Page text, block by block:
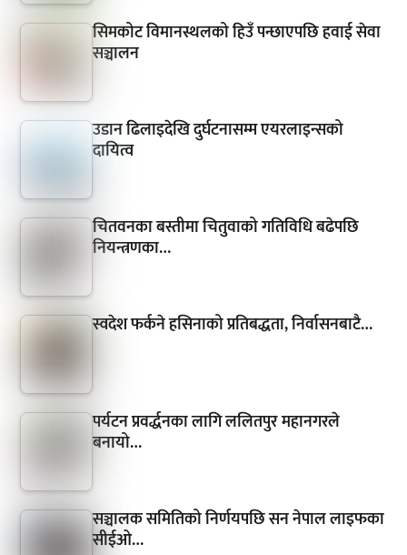
सिमकोट विमानस्थलको हिउँ पन्छाएपछि हवाई सेवा
सञ्चालन
उडान ढिलाइदेखि दुर्घटनासम्म एयरलाइन्सको
दायित्व
चितवनका बस्तीमा चितुवाको गतिविधि बढेपछि
नियन्त्रणका…
स्वदेश फर्कने हसिनाको प्रतिबद्धता, निर्वासनबाटै…
पर्यटन प्रवर्द्धनका लागि ललितपुर महानगरले
बनायो…
सञ्चालक समितिको निर्णयपछि सन नेपाल लाइफका
सीईओ…